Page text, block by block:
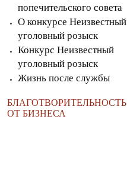
попечительского совета
О конкурсе Неизвестный
уголовный розыск
Конкурс Неизвестный
уголовный розыск
Жизнь после службы
БЛАГОТВОРИТЕЛЬНОСТЬ
ОТ БИЗНЕСА